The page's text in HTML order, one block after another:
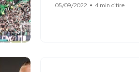
05/09/2022 4 min citire